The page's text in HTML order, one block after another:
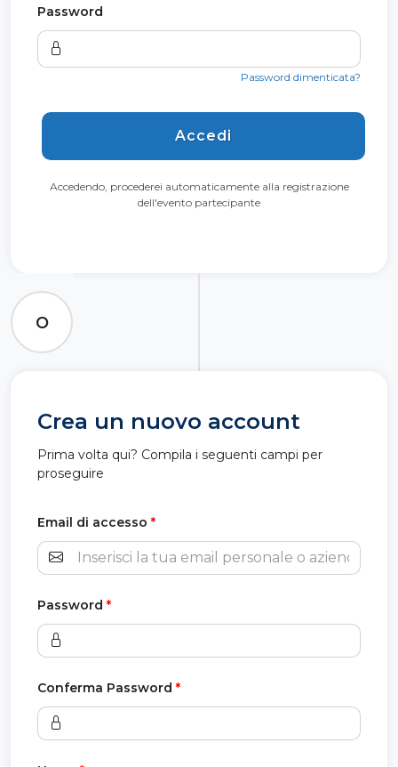
Password
Password dimenticata?
Accedi
Accedendo, procederei automaticamente alla registrazione
dell'evento partecipante
O
Crea un nuovo account
Prima volta qui? Compila i seguenti campi per
proseguire
Email di accesso *
Password *
Conferma Password *